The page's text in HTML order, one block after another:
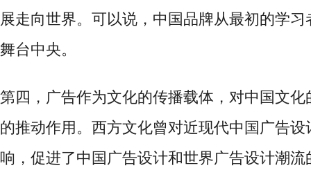
展走向世界。可以说，中国品牌从最初的学
舞台中央。
第四，广告作为文化的传播载体，对中国文化
的推动作用。西方文化曾对近现代中国广告
响，促进了中国广告设计和世界广告设计潮流